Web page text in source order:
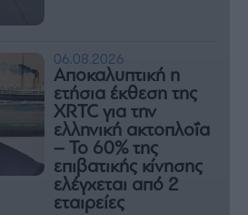
06.08.2026
Αποκαλυπτική η
ετήσια έκθεση της
XRTC για την
ελληνική ακτοπλοΐα
– Το 60% της
επιβατικής κίνησης
ελέγχεται από 2
εταιρείες